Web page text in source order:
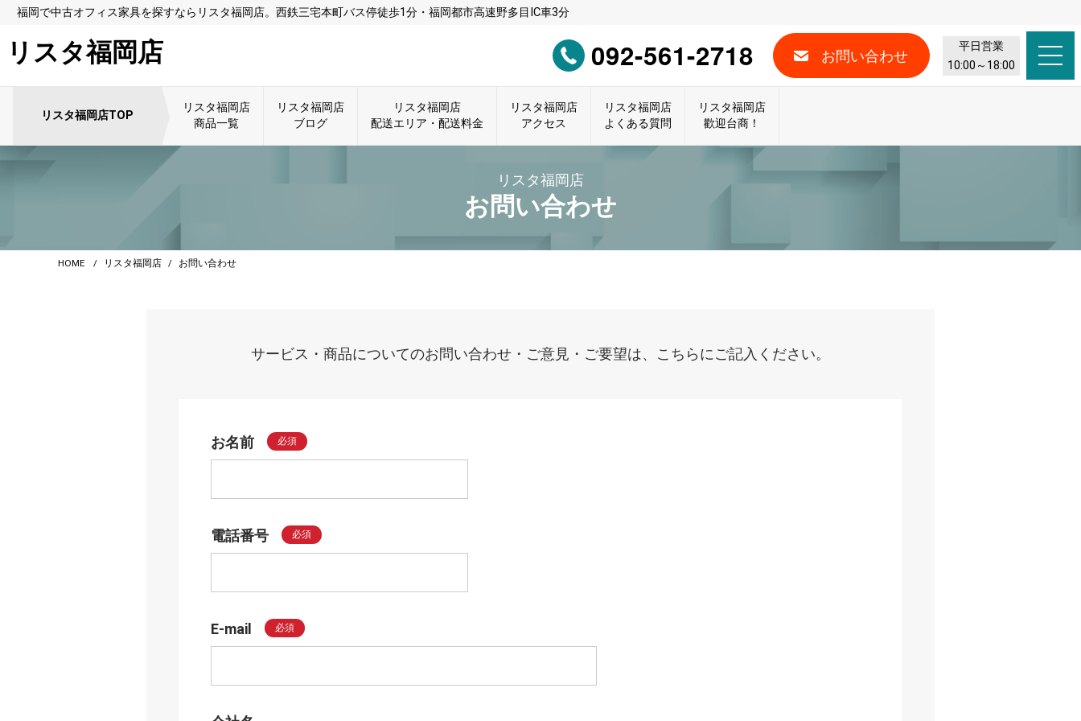
福岡で中古オフィス家具を探すならリスタ福岡店。西鉄三宅本町バス停徒歩1分・福岡都市高速野多目IC車3分
リスタ福岡店 092-561-2718 お問い合わせ
平日営業
10:00～18:00
リスタ福岡店TOP
リスタ福岡店
商品一覧
リスタ福岡店
ブログ
リスタ福岡店
配送エリア・配送料金
リスタ福岡店
アクセス
リスタ福岡店
よくある質問
リスタ福岡店
歡迎台商！
リスタ福岡店
お問い合わせ
HOME リスタ福岡店 お問い合わせ
サービス・商品についてのお問い合わせ・ご意見・ご要望は、こちらにご記入ください。
お名前 必須
電話番号 必須
E-mail 必須